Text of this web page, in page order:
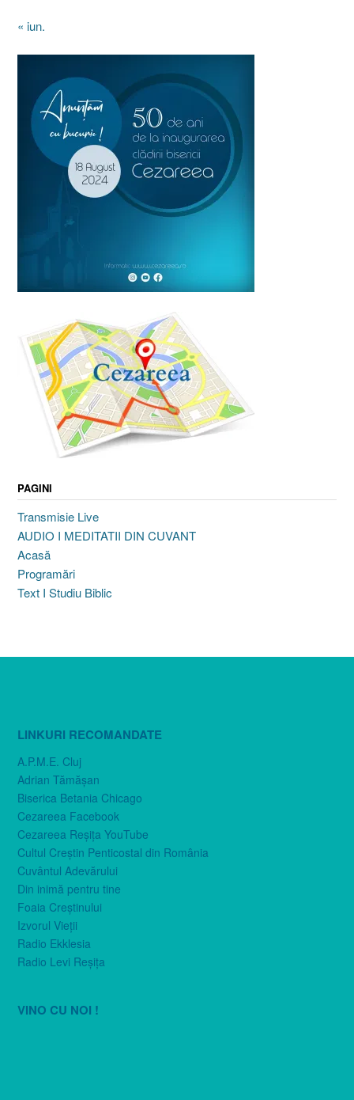
« iun.
PAGINI
Transmisie Live
AUDIO I MEDITATII DIN CUVANT
Acasă
Programări
Text I Studiu Biblic
LINKURI RECOMANDATE
A.P.M.E. Cluj
Adrian Tămăşan
Biserica Betania Chicago
Cezareea Facebook
Cezareea Reşiţa YouTube
Cultul Creştin Penticostal din România
Cuvântul Adevărului
Din inimă pentru tine
Foaia Creştinului
Izvorul Vieţii
Radio Ekklesia
Radio Levi Reşiţa
VINO CU NOI !